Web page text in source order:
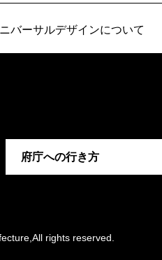
バーサルデザインについて
府庁への行き方
rights reserved.